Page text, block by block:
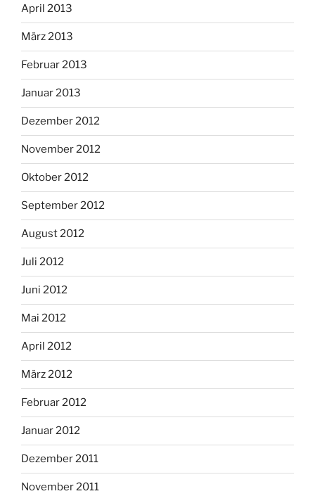
April 2013
März 2013
Februar 2013
Januar 2013
Dezember 2012
November 2012
Oktober 2012
September 2012
August 2012
Juli 2012
Juni 2012
Mai 2012
April 2012
März 2012
Februar 2012
Januar 2012
Dezember 2011
November 2011